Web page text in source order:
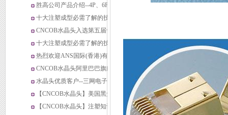
专利证书3
线电缆行业协会一行来公司考
察交流
胜高公司产品介绍--4P、6P水
晶头系列
十大注塑成型必需了解的技巧
→材料选择
CNCOB水晶头入选第五届十
大牛商，微信投票赢大奖
十大注塑成型必需了解的技巧
→壁厚
热烈欢迎ANS国际(香港)有限
公司高层来我司参观
CNCOB水晶头阿里巴巴旗舰
店
水晶头优质客户--三网电子访
厂纪实
【CNCOB水晶头】美国黑盒
有限公司东莞代表处高层来访
【CNCOB水晶头】注塑知识